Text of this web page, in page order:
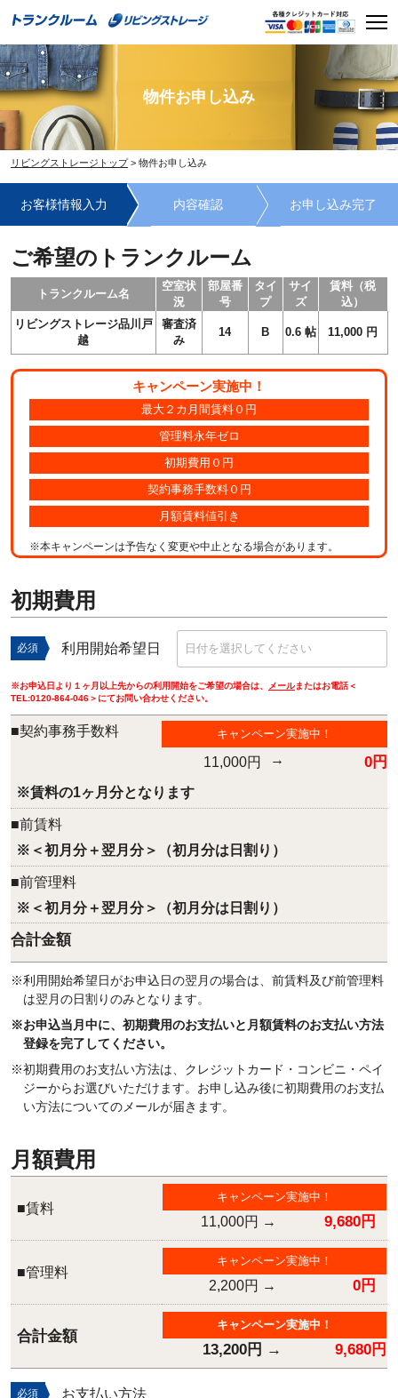
content
物件お申し込み
リビングストレージトップ> 物件お申し込み
お客様情報入力 内容確認 お申し込み完了
ご希望のトランクルーム
トランクルーム名
空室状
況
部屋番
号
タイ
プ
サイ
ズ
賃料（税
込）
リビングストレージ品川戸
越
審査済
み
14 B 0.6 帖 11,000 円
キャンペーン実施中！
最大２カ月間賃料０円
管理料永年ゼロ
初期費用０円
契約事務手数料０円
月額賃料値引き
※本キャンペーンは予告なく変更や中止となる場合があります。
初期費用
必須 利用開始希望日
※お申込日より１ヶ月以上先からの利用開始をご希望の場合は、 メールまたはお電話＜
TEL:0120-864-046＞にてお問い合わせください。
■契約事務手数料 キャンペーン実施中！
11,000円 → 0円
※賃料の1ヶ月分となります
■前賃料
※＜初月分＋翌月分＞（初月分は日割り）
■前管理料
※＜初月分＋翌月分＞（初月分は日割り）
合計金額
※利用開始希望日がお申込日の翌月の場合は、前賃料及び前管理料
は翌月の日割りのみとなります。
※お申込当月中に、初期費用のお支払いと月額賃料のお支払い方法
登録を完了してください。
※初期費用のお支払い方法は、クレジットカード・コンビニ・ペイ
ジーからお選びいただけます。お申し込み後に初期費用のお支払
い方法についてのメールが届きます。
月額費用
■賃料
キャンペーン実施中！
11,000円 → 9,680円
■管理料
キャンペーン実施中！
2,200円 → 0円
合計金額
キャンペーン実施中！
13,200円 → 9,680円
必須 お支払い方法